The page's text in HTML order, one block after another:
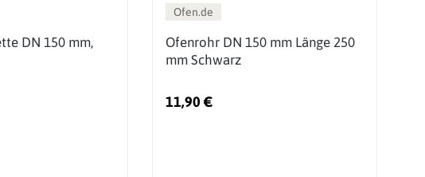
DN 150 mm,
Ofen.de
Ofenrohr DN 150 mm Länge 250
mm Schwarz
11,90 €